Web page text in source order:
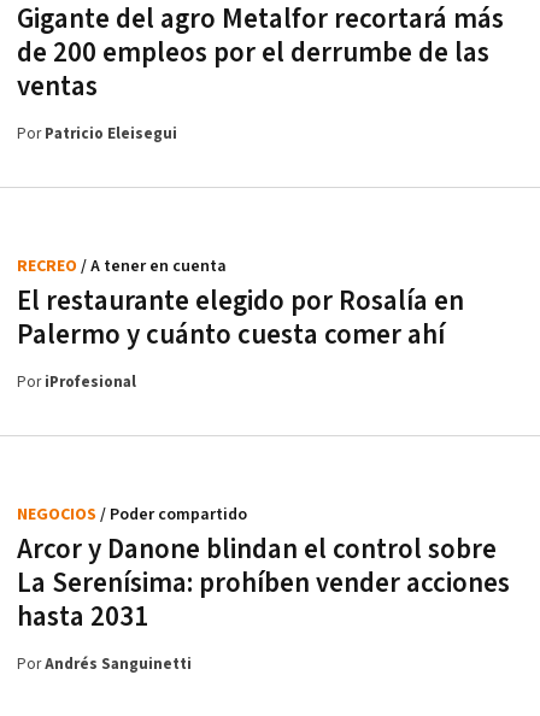
Gigante del agro Metalfor recortará más
de 200 empleos por el derrumbe de las
ventas
PorPatricio Eleisegui
El restaurante elegido por Rosalía en
Palermo y cuánto cuesta comer ahí
RECREO / A tener en cuenta
PoriProfesional
Arcor y Danone blindan el control sobre
La Serenísima: prohíben vender acciones
hasta 2031
NEGOCIOS / Poder compartido
PorAndrés Sanguinetti